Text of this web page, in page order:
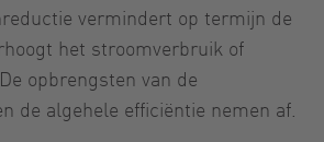
vermindert op termijn de
het stroomverbruik of
opbrengsten van de
de algehele efficiëntie nemen af.